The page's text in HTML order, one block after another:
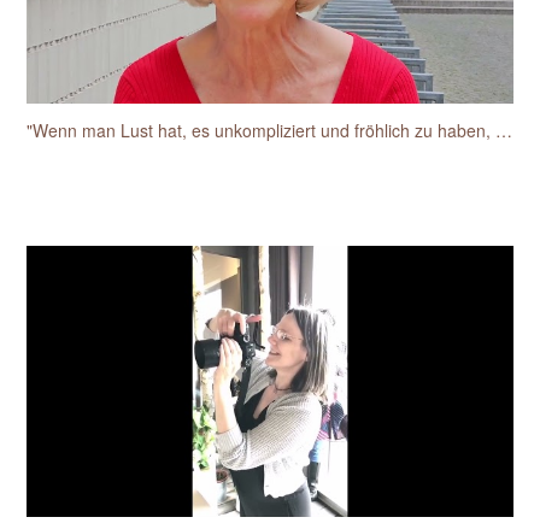
"Wenn man Lust hat, es unkompliziert und fröhlich zu haben, dann ist das einfach toll mit der Sylke"